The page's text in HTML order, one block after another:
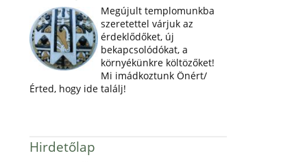
Megújult templomunkba
szeretettel várjuk az
érdeklődőket, új
bekapcsolódókat, a
környékünkre költözőket!
Mi imádkoztunk Önért/
Érted, hogy ide találj!
Hirdetőlap